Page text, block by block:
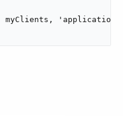
myClients , ' application/